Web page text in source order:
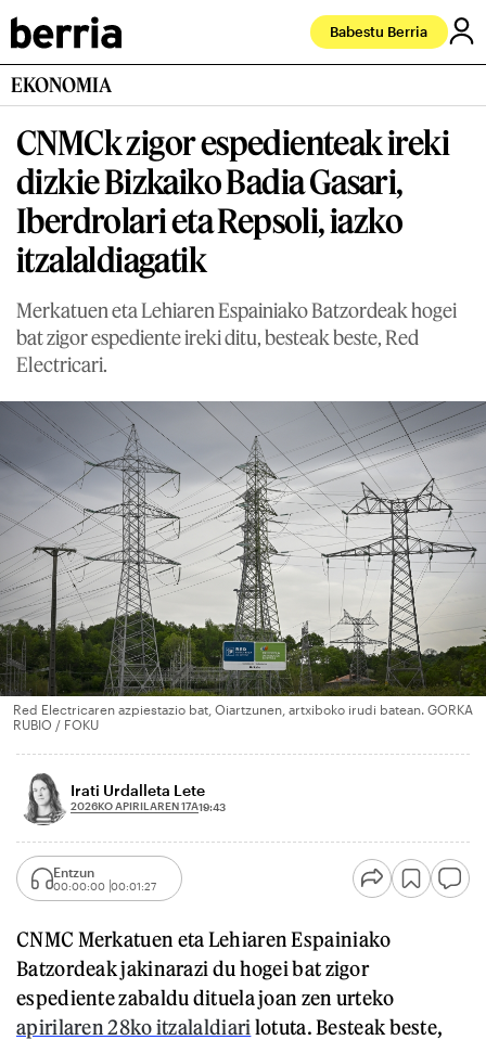
Babestu Berria
EKONOMIA
CNMCk zigor espedienteak ireki
dizkie Bizkaiko Badia Gasari,
Iberdrolari eta Repsoli, iazko
itzalaldiagatik
Merkatuen eta Lehiaren Espainiako Batzordeak hogei
bat zigor espediente ireki ditu, besteak beste, Red
Electricari.
Red Electricaren azpiestazio bat, Oiartzunen, artxiboko irudi batean. GORKA
RUBIO / FOKU
Irati Urdalleta Lete
2026KO APIRILAREN 17A19:43
Entzun
00:00:00 00:01:27
CNMC Merkatuen eta Lehiaren Espainiako
Batzordeak jakinarazi du hogei bat zigor
espediente zabaldu dituela joan zen urteko
apirilaren 28ko itzalaldiari lotuta. Besteak beste,